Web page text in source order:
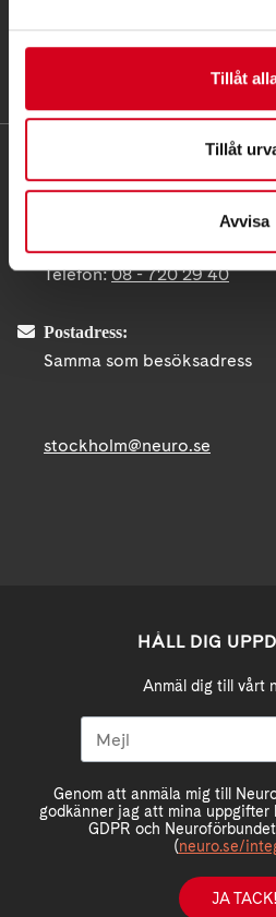
Tillåt
Tillåt
Avvisa
Fatbursgatan 19, 118 28
Telefon:08 - 720 29 40
Postadress:
Samma som besöksadress
stockholm@neuro.se
HÅLL DIG
Anmäl dig till vårt
Genom att anmäla mig till
godkänner jag att mina uppgifter
GDPR och
(neuro.se/
JA TACK!